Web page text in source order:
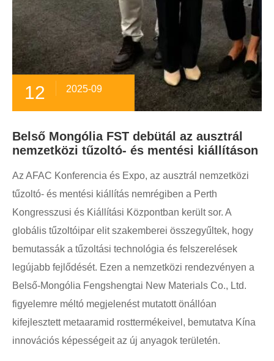
12 2025-09
Belső Mongólia FST debütál az ausztrál
nemzetközi tűzoltó- és mentési kiállításon
Az AFAC Konferencia és Expo, az ausztrál nemzetközi
tűzoltó- és mentési kiállítás nemrégiben a Perth
Kongresszusi és Kiállítási Központban került sor. A
globális tűzoltóipar elit szakemberei összegyűltek, hogy
bemutassák a tűzoltási technológia és felszerelések
legújabb fejlődését. Ezen a nemzetközi rendezvényen a
Belső-Mongólia Fengshengtai New Materials Co., Ltd.
figyelemre méltó megjelenést mutatott önállóan
kifejlesztett metaaramid rosttermékeivel, bemutatva Kína
innovációs képességeit az új anyagok területén.